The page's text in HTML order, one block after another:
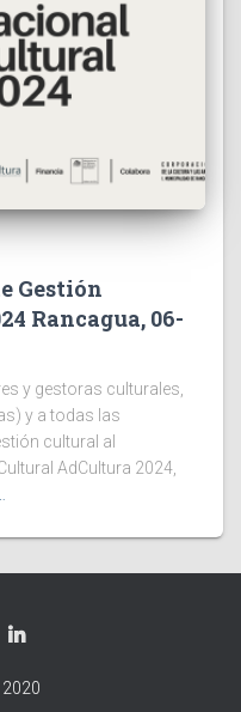
Gestión
Rancagua, 06-
y gestoras culturales,
y a todas las
cultural al
AdCultura 2024,